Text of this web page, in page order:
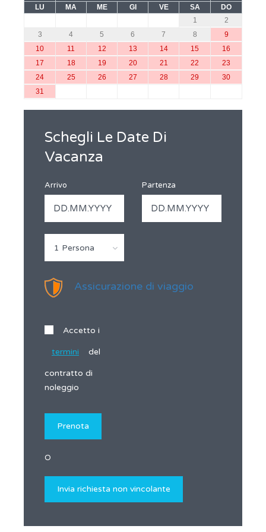
LU MA ME GI VE SA
DO
1
2
3
4 5 6 7 8
9
10
11 12 13 14 15
16
17
18 19 20 21 22
23
24
25 26 27 28 29
30
31
Schegli Le Date Di
Vacanza
Arrivo Partenza
1 Persona
Assicurazione di viaggio
Accetto i
termini del
contratto di
noleggio
O